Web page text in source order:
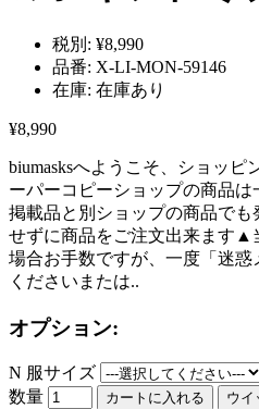
税別: ¥8,990
品番: X-LI-MON-59146
在庫: 在庫あり
¥8,990
biumasksへようこそ、ショッピ
ーパーコピーショップの商品
掲載品と別ショップの商品で
せずに商品をご注文出来ます▲
場合お手数ですが、一度「迷
くださいまたは..
オプション:
N 服サイズ
数量
カートに入れる
ウイ